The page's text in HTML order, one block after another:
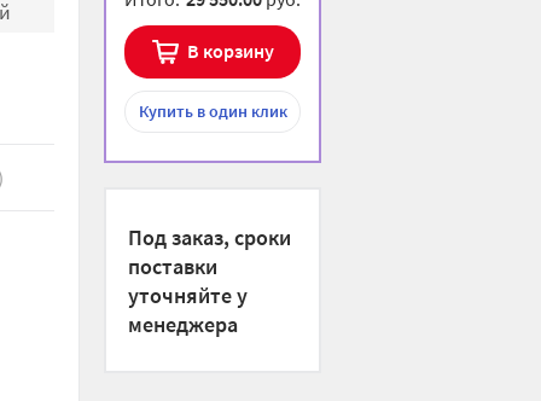
В корзину
Купитьв один клик
Под заказ, сроки
поставки
уточняйте у
менеджера